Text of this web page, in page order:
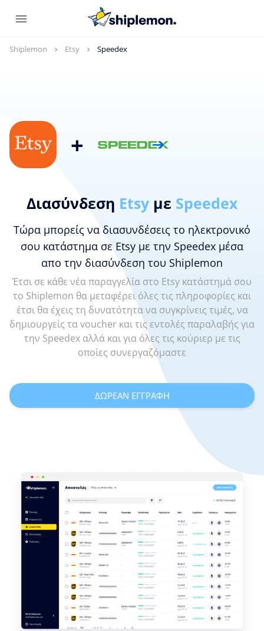
Shiplemon Etsy Speedex
+
Διασύνδεση Etsy με Speedex
Τώρα μπορείς να διασυνδέσεις το ηλεκτρονικό
σου κατάστημα σε Etsy με την Speedex μέσα
απο την διασύνδεση του Shiplemon
Έτσι σε κάθε νέα παραγγελία στο Etsy κατάστημά σου
το Shiplemon θα μεταφέρει όλες τις πληροφορίες και
έτσι θα έχεις τη δυνατότητα να συγκρίνεις τιμές, να
δημιουργείς τα voucher και τις εντολές παραλαβής για
την Speedex αλλά και για όλες τις κούριερ με τις
οποίες συνεργαζόμαστε
ΔΩΡΕΑΝ ΕΓΓΡΑΦΗ